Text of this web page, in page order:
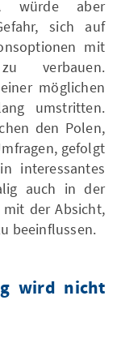
würde aber
sich auf
mit
verbauen.
möglichen
umstritten.
den Polen,
gefolgt
interessantes
auch in der
der Absicht,
beeinflussen.
wird nicht